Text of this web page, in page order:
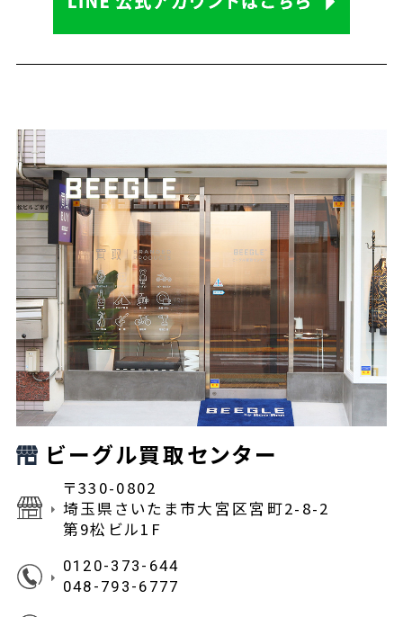
ビーグル買取センター
〒330-0802
埼玉県さいたま市大宮区宮町2-8-2
第9松ビル1F
0120-373-644
048-793-6777